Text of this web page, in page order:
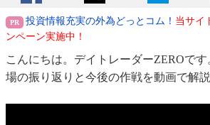
投資情報充実の外為どっとコム！ 当サイ
ンペーン実施中！
こんにちは。デイトレーダーZEROで
場の振り返りと今後の作戦を動画で解説